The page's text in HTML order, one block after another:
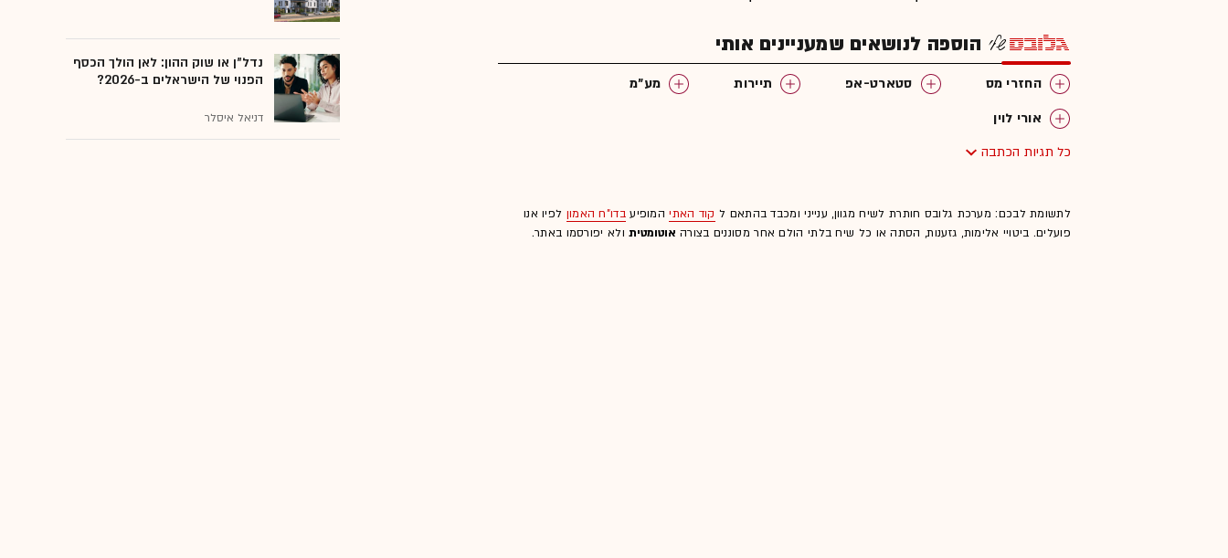
הוספה לנושאים שמעניינים אותי
החזרי מס סטארט-אפ תיירות
מע"מ
אורי לוין
כל תגיות הכתבה
לתשומת לבכם: מערכת גלובס חותרת לשיח מגוון, ענייני ומכבד בהתאם ל קוד האתיהמופיעבדו"ח האמון לפיו אנו
פועלים. ביטויי אלימות, גזענות, הסתה או כל שיח בלתי הולם אחר מסוננים בצורה אוטומטיתולא יפורסמו באתר.
נדל"ן או שוק ההון: לאן הולך הכסף
הפנוי של הישראלים ב-2026?
דניאל איסלר